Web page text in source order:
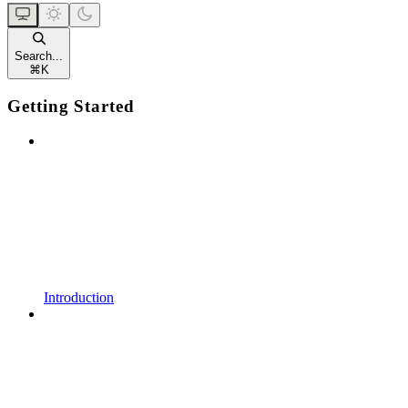
Search...
⌘ K
Getting Started
Introduction